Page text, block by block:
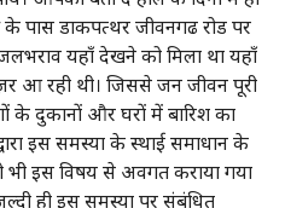
के पास डाकपत्थर जीवनगढ रोड पर
यहाँ देखने को मिला था यहाँ
आ रही थी। जिससे जन जीवन पूरी
के दुकानों और घरों में बारिश का
इस समस्या के स्थाई समाधान के
भी इस विषय से अवगत कराया गया
ही इस समस्या पर संबंधित